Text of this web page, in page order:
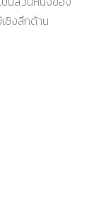
ชิงลึกด้าน